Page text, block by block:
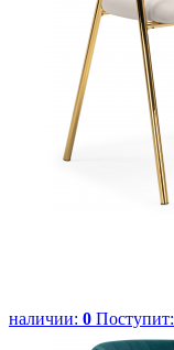
наличии: 0 Поступит: